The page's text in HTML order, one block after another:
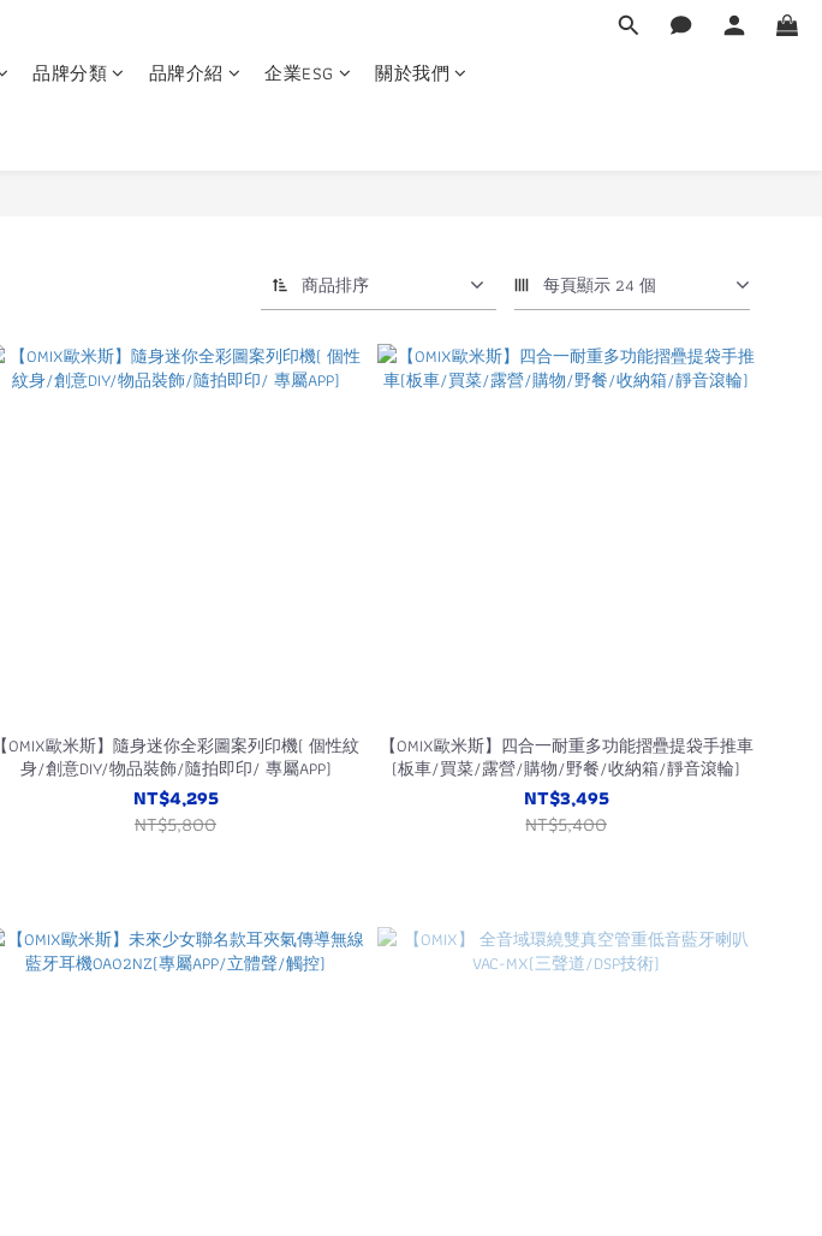
品牌分類 品牌介紹 企業ESG
關於我們
商品排序 每頁顯示 24 個
【OMIX歐米斯】隨身迷你全彩圖案列印機( 個性紋
身/創意DIY/物品裝飾/隨拍即印/ 專屬APP)
NT$4,295
NT$5,800
【OMIX歐米斯】四合一耐重多功能摺疊提袋手推車
(板車/買菜/露營/購物/野餐/收納箱/靜音滾輪)
NT$3,495
NT$5,400